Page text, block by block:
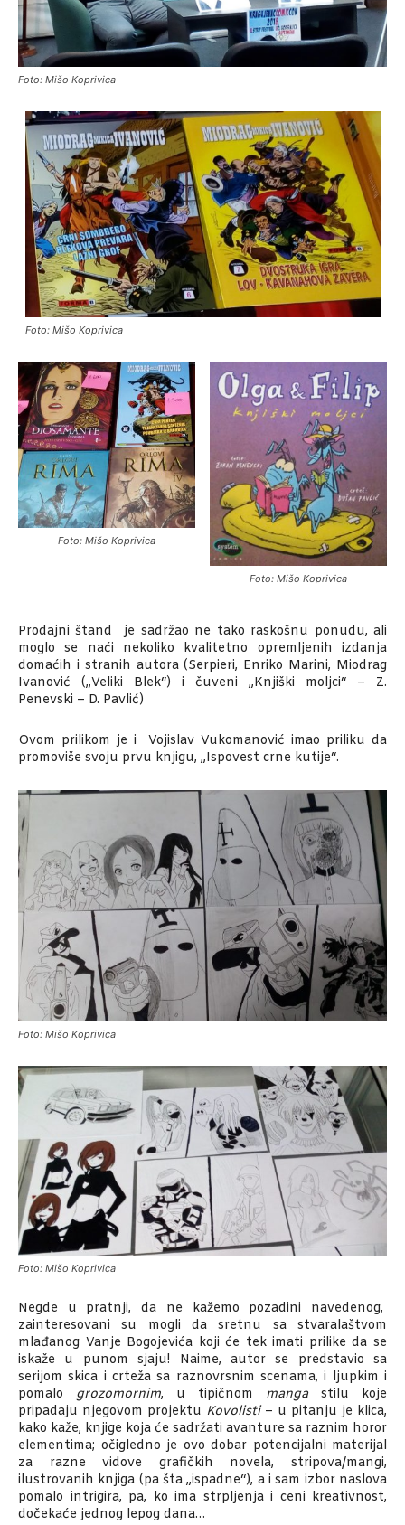
Foto: Mišo Koprivica
Foto: Mišo Koprivica
Foto: Mišo Koprivica
Foto: Mišo Koprivica
Prodajni štand je sadržao ne tako raskošnu ponudu, ali
moglo se naći nekoliko kvalitetno opremljenih izdanja
domaćih i stranih autora (Serpieri, Enriko Marini, Miodrag
Ivanović („Veliki Blek“) i čuveni „Knjiški moljci“ – Z.
Penevski – D. Pavlić)
Ovom prilikom je i Vojislav Vukomanović imao priliku da
promoviše svoju prvu knjigu, „Ispovest crne kutije“.
Foto: Mišo Koprivica
Foto: Mišo Koprivica
Negde u pratnji, da ne kažemo pozadini navedenog,
zainteresovani su mogli da sretnu sa stvaralaštvom
mlađanog Vanje Bogojevića koji će tek imati prilike da se
iskaže u punom sjaju! Naime, autor se predstavio sa
serijom skica i crteža sa raznovrsnim scenama, i ljupkim i
pomalo grozomornim, u tipičnom mangastilu koje
pripadaju njegovom projektu Kovolisti– u pitanju je klica,
kako kaže, knjige koja će sadržati avanture sa raznim horor
elementima; očigledno je ovo dobar potencijalni materijal
za razne vidove grafičkih novela, stripova/mangi,
ilustrovanih knjiga (pa šta „ispadne“), a i sam izbor naslova
pomalo intrigira, pa, ko ima strpljenja i ceni kreativnost,
dočekaće jednog lepog dana…